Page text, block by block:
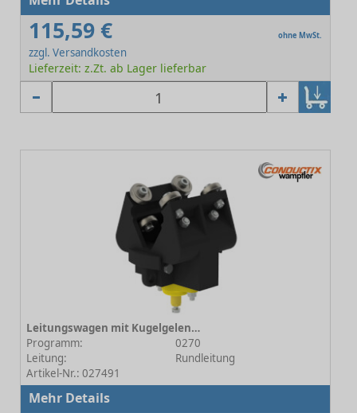
115,59 € ohne MwSt.
zzgl. Versandkosten
Lieferzeit: z.Zt. ab Lager lieferbar
Leitungswagen mit Kugelgelenk für 0270 Edelstahl-Ausführung
Programm:
0270
Leitung:
Rundleitung
Artikel-Nr.: 027491
Mehr Details